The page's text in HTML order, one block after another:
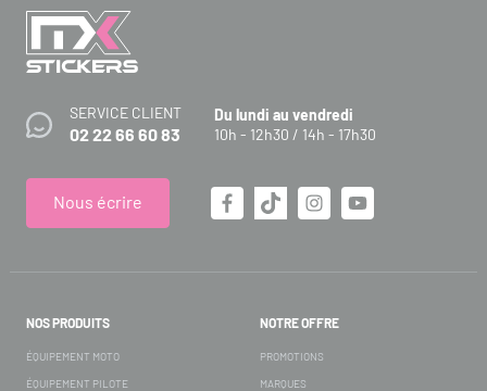
SERVICE CLIENT
02 22 66 60 83
Du lundi au vendredi
10h - 12h30 / 14h - 17h30
Nous écrire
NOS PRODUITS
ÉQUIPEMENT MOTO
ÉQUIPEMENT PILOTE
NOTRE OFFRE
PROMOTIONS
MARQUES